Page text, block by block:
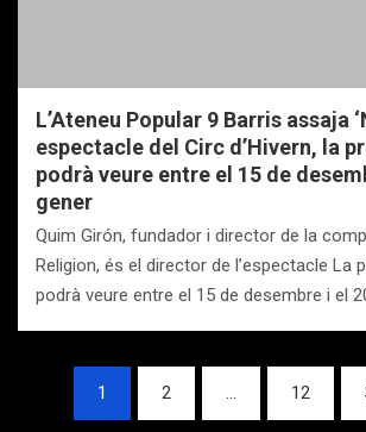
L’Ateneu Popular 9 Barris assaja
espectacle del Circ d’Hivern, la
podrà veure entre el 15 de
gener
Quim Girón, fundador i director de la
Religion, és el director de l’espectacle La
podrà veure entre el 15 de desembre i el
Navegación
1 2 … 12